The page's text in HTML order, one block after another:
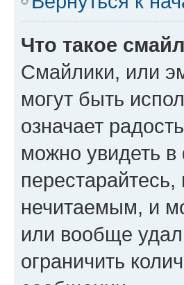
Что такое
Смайлики, или
могут быть
означает
можно увидеть
нечитаемым, и
или вообще
ограничить